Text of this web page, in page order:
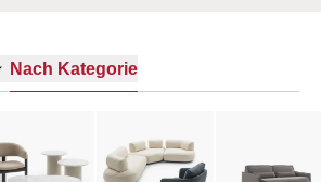
Nach Kategorie